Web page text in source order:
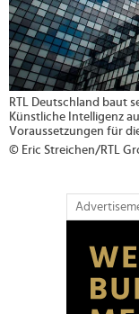
RTL Deutschland baut
Künstliche Intelligenz
Voraussetzungen für
© Eric Streichen/RTL